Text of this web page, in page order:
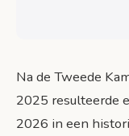
Bronnen
Na de Tweede
2025 resulteerde
2026 in een